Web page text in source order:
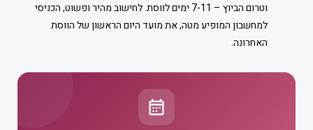
וטרום הביוץ – 7-11 ימים לווסת. לחישוב מהיר ופשוט, הכניסי
למחשבון המופיע מטה, את מועד היום הראשון של הווסת
האחרונה.